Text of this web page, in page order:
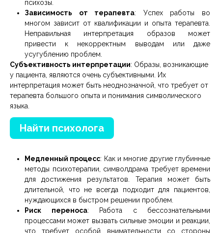
психозы.
Зависимость от терапевта: Успех работы во
многом зависит от квалификации и опыта терапевта.
Неправильная интерпретация образов может
привести к некорректным выводам или даже
усугублению проблем.
Субъективность интерпретации: Образы, возникающие
у пациента, являются очень субъективными. Их
интерпретация может быть неоднозначной, что требует от
терапевта большого опыта и понимания символического
языка.
Найти психолога
Медленный процесс: Как и многие другие глубинные
методы психотерапии, символдрама требует времени
для достижения результатов. Терапия может быть
длительной, что не всегда подходит для пациентов,
нуждающихся в быстром решении проблем.
Риск переноса: Работа с бессознательными
процессами может вызвать сильные эмоции и реакции,
что требует особой внимательности со стороны